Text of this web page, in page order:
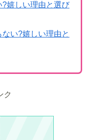
嬉しい理由と選び
い?嬉しい理由と
ク